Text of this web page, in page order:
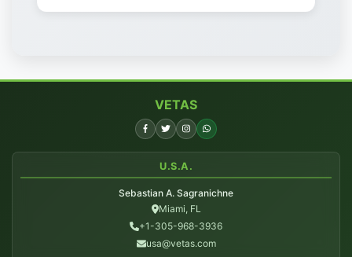
VETAS
U.S.A.
Sebastian A. Sagranichne
Miami, FL
+1-305-968-3936
usa@vetas.com